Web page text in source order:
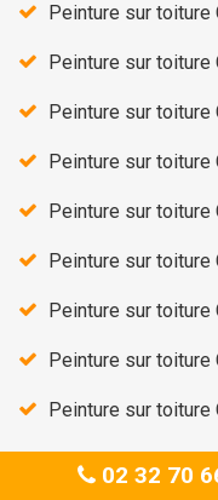
02 32 70
Peinture sur
Peinture sur toiture
Peinture sur
Peinture sur
Peinture sur toiture
Peinture sur
Peinture sur toiture
Peinture sur
Peinture sur
Peinture sur